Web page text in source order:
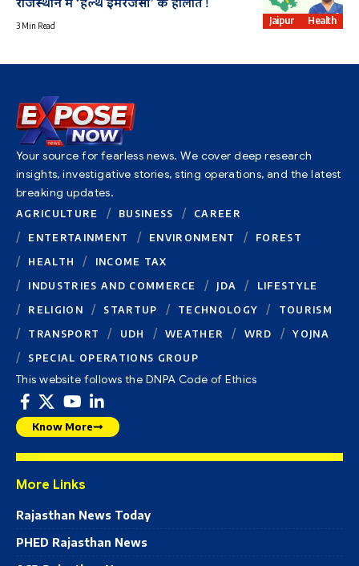
Jaipur Health
राजस्थान में ‘हेल्थ इमरजेंसी’ के हालात !
3 Min Read
Your source for fearless news. We cover deep research
insights, investigative stories, sting operations, and the latest
breaking updates.
AGRICULTURE BUSINESS
CAREER
ENTERTAINMENT
ENVIRONMENT
FOREST
HEALTH
INCOME TAX
INDUSTRIES AND COMMERCE
JDA
LIFESTYLE
RELIGION
STARTUP TECHNOLOGY
TOURISM
TRANSPORT
UDH WEATHER WRD
YOJNA
SPECIAL OPERATIONS GROUP
This website follows the DNPA Code of Ethics
Know More
More Links
Rajasthan News Today
PHED Rajasthan News